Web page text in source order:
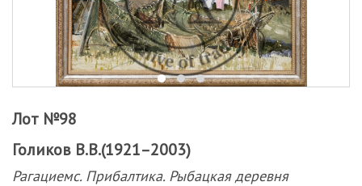
Лот №98
Голиков В.В.(1921–2003)
Рагациемс. Прибалтика. Рыбацкая деревня